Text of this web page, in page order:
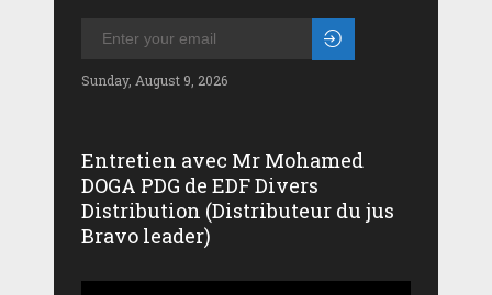
Sunday, August 9, 2026
Entretien avec Mr Mohamed
DOGA PDG de EDF Divers
Distribution (Distributeur du jus
Bravo leader)